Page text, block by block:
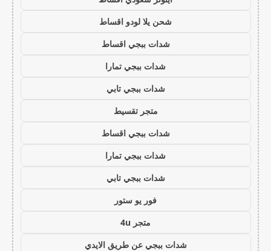
شحن يلا لودو اقساط
شدات ببجي اقساط
شدات ببجي تمارا
شدات ببجي تابي
متجر تقسيط
شدات ببجي اقساط
شدات ببجي تمارا
شدات ببجي تابي
فور يو ستور
متجر 4u
شدات ببجي عن طريق الايدي